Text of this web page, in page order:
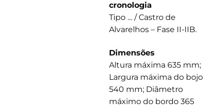
cronologia
Tipo … / Castro de
Alvarelhos – Fase II-IIB.
Dimensões
Altura máxima 635 mm;
Largura máxima do bojo
540 mm; Diâmetro
máximo do bordo 365